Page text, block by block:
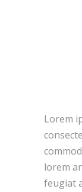
Lorem
lorem
feugiat